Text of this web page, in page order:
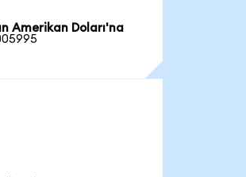
Amerikan Doları'na